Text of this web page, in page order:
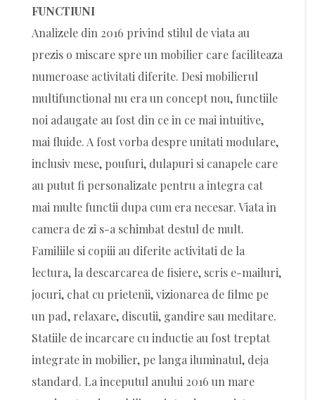
FUNCTIUNI
Analizele din 2016 privind stilul de viata au
prezis o miscare spre un mobilier care faciliteaza
numeroase activitati diferite. Desi mobilierul
multifunctional nu era un concept nou, functiile
noi adaugate au fost din ce in ce mai intuitive,
mai fluide. A fost vorba despre unitati modulare,
inclusiv mese, poufuri, dulapuri si canapele care
au putut fi personalizate pentru a integra cat
mai multe functii dupa cum era necesar. Viata in
camera de zi s-a schimbat destul de mult.
Familiile si copiii au diferite activitati de la
lectura, la descarcarea de fisiere, scris e-mailuri,
jocuri, chat cu prietenii, vizionarea de filme pe
un pad, relaxare, discutii, gandire sau meditare.
Statiile de incarcare cu inductie au fost treptat
integrate in mobilier, pe langa iluminatul, deja
standard. La inceputul anului 2016 un mare